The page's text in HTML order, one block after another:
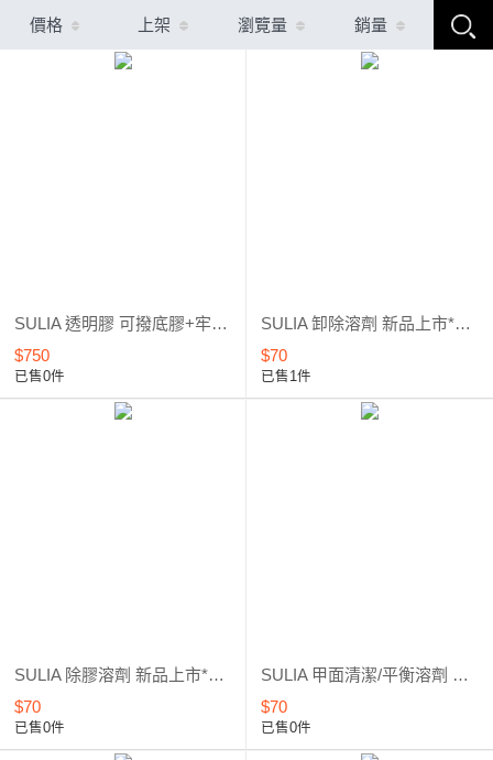
價格 上架 瀏覽量 銷量
SULIA 透明膠 可撥底膠+牢固底膠+彈力建構膠 套組優惠 全新上市
$750
已售0件
SULIA 卸除溶劑 新品上市*優惠5折起
$70
已售1件
SULIA 除膠溶劑 新品上市*優惠5折起
$70
已售0件
SULIA 甲面清潔/平衡溶劑 新品上市*優惠5折起
$70
已售0件